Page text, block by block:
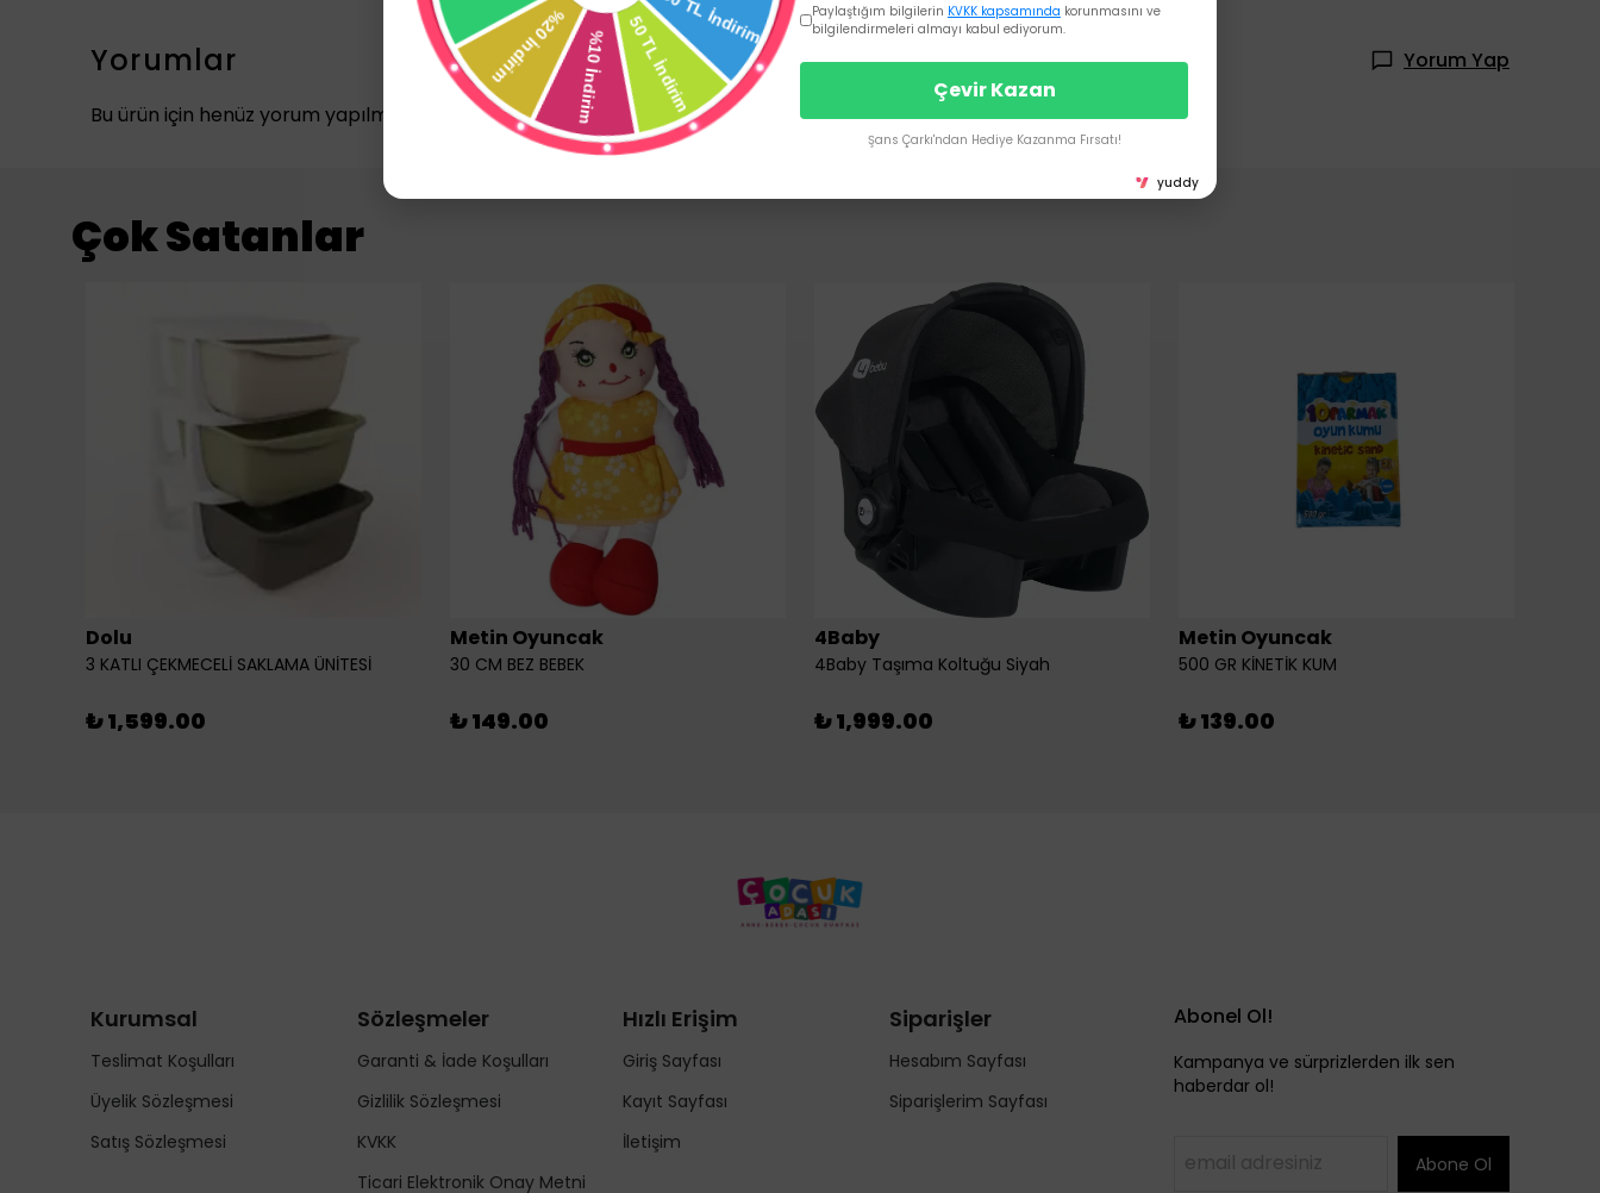
Yorumlar
Yorum Yap
Bu ürün için henüz yorum yapılmamış.
Çok Satanlar
Dolu
3 KATLI ÇEKMECELİ SAKLAMA ÜNİTESİ
₺ 1,599.00
Metin Oyuncak
30 CM BEZ BEBEK
₺ 149.00
4Baby
4Baby Taşıma Koltuğu Siyah
₺ 1,999.00
Metin Oyuncak
500 GR KİNETİK KUM
₺ 139.00
Kurumsal
Teslimat Koşulları
Üyelik Sözleşmesi
Satış Sözleşmesi
Sözleşmeler
Garanti & İade Koşulları
Gizlilik Sözleşmesi
KVKK
Ticari Elektronik Onay Metni
Hızlı Erişim
Giriş Sayfası
Kayıt Sayfası
İletişim
Siparişler
Hesabım Sayfası
Siparişlerim Sayfası
Abonel Ol!
Kampanya ve sürprizlerden ilk sen
haberdar ol!
Abone Ol
Paylaştığım bilgilerin KVKK kapsamında korunmasını ve
bilgilendirmeleri almayı kabul ediyorum.
Çevir Kazan
Şans Çarkı'ndan Hediye Kazanma Fırsatı!
yuddy